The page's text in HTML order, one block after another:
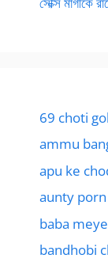
69 choti
ammu
apu ke
aunty
baba
bandhobi